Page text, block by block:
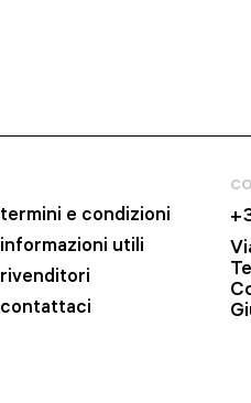
termini e condizioni
informazioni utili
rivenditori
contattaci